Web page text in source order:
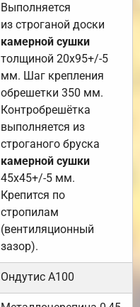
Выполняется
из строганой доски
камерной сушки
толщиной 20х95+/-5
мм. Шаг крепления
обрешетки 350 мм.
Контробрешётка
выполняется из
строганого бруска
камерной сушки
45х45+/-5 мм.
Крепится по
стропилам
(вентиляционный
зазор).
Ондутис А100